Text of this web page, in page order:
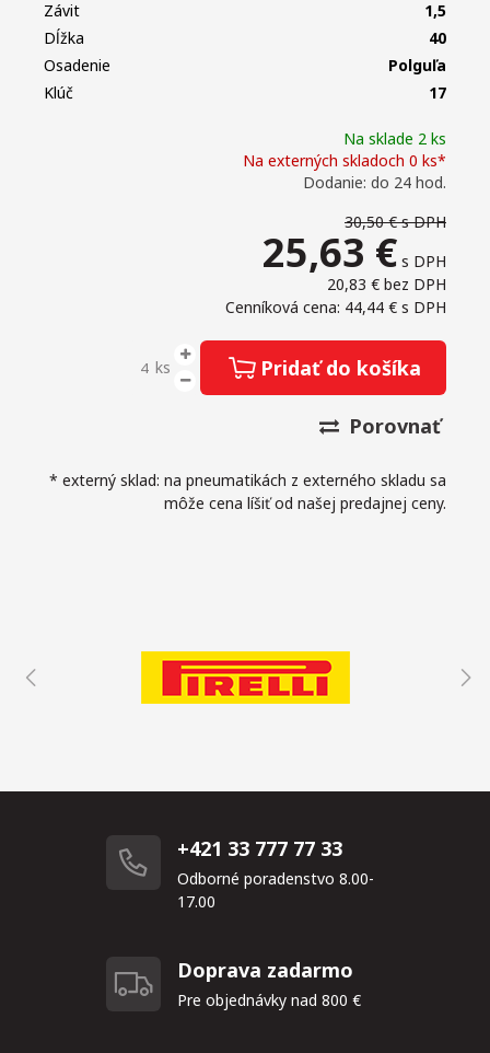
Na sklade 2 ks
Na externých skladoch 0 ks*
Dodanie: do 24 hod.
30,50 €s DPH
25,63 € s DPH
20,83 € bez DPH
Cenníková cena: 44,44 € s DPH
ks Pridať do košíka
Porovnať
* externý sklad: na pneumatikách z externého skladu sa
môže cena líšiť od našej predajnej ceny.
Závit
1,5
Dĺžka
40
Osadenie
Polguľa
Klúč
17
+421 33 777 77 33
Odborné poradenstvo 8.00-
17.00
Doprava zadarmo
Pre objednávky nad 800 €